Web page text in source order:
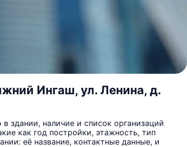
Ингаш, ул. Ленина, д.
здании, наличие и список организаций
как год постройки, этажность, тип
её название, контактные данные, и